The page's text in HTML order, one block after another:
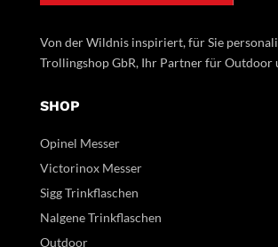
Von der Wildnis inspiriert, für Sie
Trollingshop GbR, Ihr Partner für Outdoor
SHOP
Opinel Messer
Victorinox Messer
Sigg Trinkflaschen
Nalgene Trinkflaschen
Outdoor